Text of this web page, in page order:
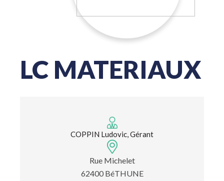
LC MATERIAUX
COPPIN Ludovic, Gérant
Rue Michelet
62400 BéTHUNE